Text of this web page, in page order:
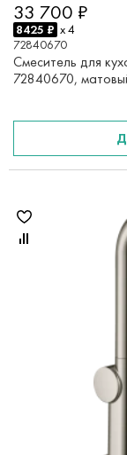
33 700 ₽
8425 ₽ x 4
72840670
Смеситель для
72840670,